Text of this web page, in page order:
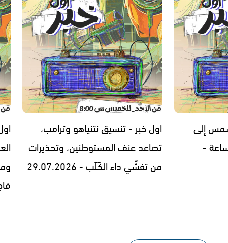
إلى
-
اول خبر - تنسيق نتنياهو وترامب،
تصاعد عنف المستوطنين، وتحذيرات
من تفشّي داء الكَلَب - 29.07.2026